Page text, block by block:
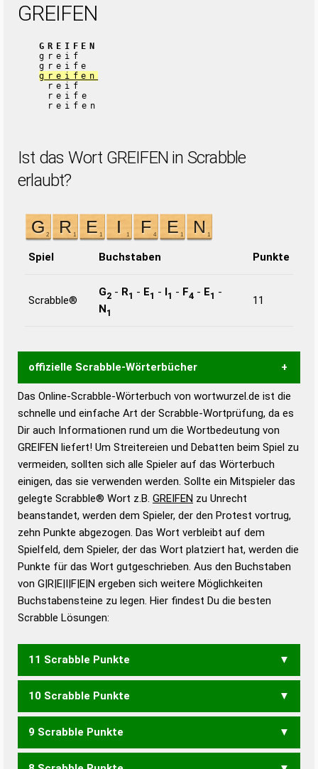
GREIFEN
GREIFEN
greif
greife
greifen
reif
reife
reifen
Ist das Wort GREIFEN in Scrabble
erlaubt?
Spiel Buchstaben Punkte
Scrabble®
G2 - R1 - E1 - I1 - F4 - E1 -
N1
11
offizielle Scrabble-Wörterbücher
Wortwurzel liefert mit Hilfe eines semantischen
Wortanalyse-Algorithmus gute Anhaltspunkte zu
Wortbedeutung, Worttrennung und Wortform, um die
Gültigkeit eines Wortes für das Scrabble-Spiel zu
bestimmen!
zugelassene Turnier Scrabble-
Wörterbücher sind:
Duden – Standardwerk in 12 Bänden
Duden – Richtiges und gutes
Deutsch
Duden – Die deutsche Grammatik
Duden – Deutsches
Das Online-Scrabble-Wörterbuch von wortwurzel.de ist die
schnelle und einfache Art der Scrabble-Wortprüfung, da es
Dir auch Informationen rund um die Wortbedeutung von
GREIFEN liefert! Um Streitereien und Debatten beim Spiel zu
vermeiden, sollten sich alle Spieler auf das Wörterbuch
einigen, das sie verwenden werden. Sollte ein Mitspieler das
gelegte Scrabble® Wort z.B. GREIFEN zu Unrecht
beanstandet, werden dem Spieler, der den Protest vortrug,
zehn Punkte abgezogen. Das Wort verbleibt auf dem
Spielfeld, dem Spieler, der das Wort platziert hat, werden die
Punkte für das Wort gutgeschrieben. Aus den Buchstaben
von G|R|E|I|F|E|N ergeben sich weitere Möglichkeiten
Buchstabensteine zu legen. Hier findest Du die besten
Scrabble Lösungen:
11 Scrabble Punkte
FINGERE GEIFERN GRIEFEN
10 Scrabble Punkte
FEGERN FEIGEN FEIGER
GEIFER GEIFRE GENFER GRIEFE
9 Scrabble Punkte